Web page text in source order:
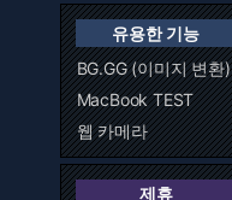
유용한 기능
BG.GG (이미지 변환)
MacBook TEST
웹 카메라
제휴